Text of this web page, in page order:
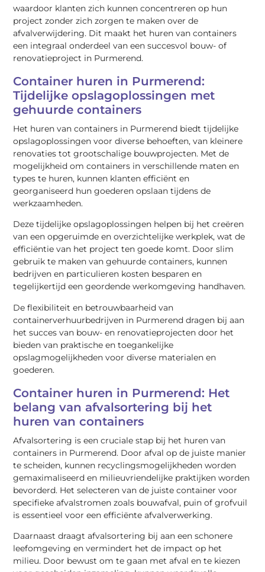
waardoor klanten zich kunnen concentreren op hun
project zonder zich zorgen te maken over de
afvalverwijdering. Dit maakt het huren van containers
een integraal onderdeel van een succesvol bouw- of
renovatieproject in Purmerend.
Container huren in Purmerend:
Tijdelijke opslagoplossingen met
gehuurde containers
Het huren van containers in Purmerend biedt tijdelijke
opslagoplossingen voor diverse behoeften, van kleinere
renovaties tot grootschalige bouwprojecten. Met de
mogelijkheid om containers in verschillende maten en
types te huren, kunnen klanten efficiënt en
georganiseerd hun goederen opslaan tijdens de
werkzaamheden.
Deze tijdelijke opslagoplossingen helpen bij het creëren
van een opgeruimde en overzichtelijke werkplek, wat de
efficiëntie van het project ten goede komt. Door slim
gebruik te maken van gehuurde containers, kunnen
bedrijven en particulieren kosten besparen en
tegelijkertijd een geordende werkomgeving handhaven.
De flexibiliteit en betrouwbaarheid van
containerverhuurbedrijven in Purmerend dragen bij aan
het succes van bouw- en renovatieprojecten door het
bieden van praktische en toegankelijke
opslagmogelijkheden voor diverse materialen en
goederen.
Container huren in Purmerend: Het
belang van afvalsortering bij het
huren van containers
Afvalsortering is een cruciale stap bij het huren van
containers in Purmerend. Door afval op de juiste manier
te scheiden, kunnen recyclingsmogelijkheden worden
gemaximaliseerd en milieuvriendelijke praktijken worden
bevorderd. Het selecteren van de juiste container voor
specifieke afvalstromen zoals bouwafval, puin of grofvuil
is essentieel voor een efficiënte afvalverwerking.
Daarnaast draagt afvalsortering bij aan een schonere
leefomgeving en vermindert het de impact op het
milieu. Door bewust om te gaan met afval en te kiezen